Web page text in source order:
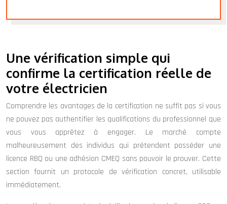
Une vérification simple qui
confirme la certification réelle de
votre électricien
Comprendre les avantages de la certification ne suffit pas si vous
ne pouvez pas authentifier les qualifications du professionnel que
vous vous apprêtez à engager. Le marché compte
malheureusement des individus qui prétendent posséder une
licence RBQ ou une adhésion CMEQ sans pouvoir le prouver. Cette
section fournit un protocole de vérification concret, utilisable
immédiatement.